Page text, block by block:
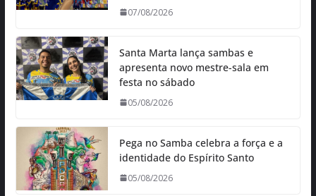
07/08/2026
Santa Marta lança sambas e
apresenta novo mestre-sala em
festa no sábado
05/08/2026
Pega no Samba celebra a força e a
identidade do Espírito Santo
05/08/2026